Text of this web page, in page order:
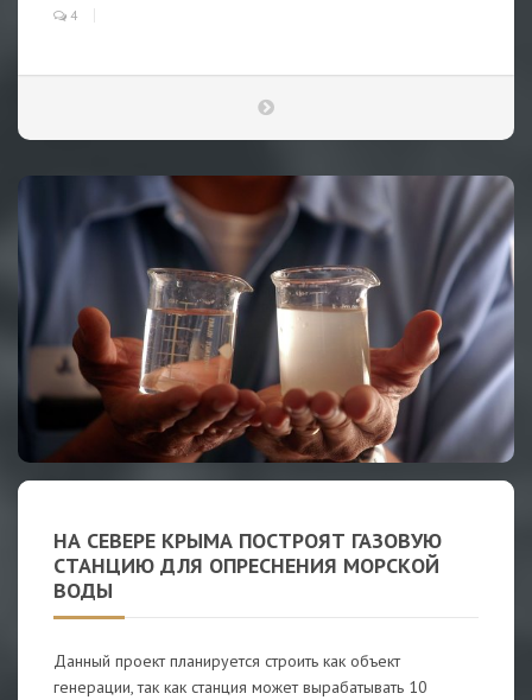
4
НА СЕВЕРЕ КРЫМА ПОСТРОЯТ ГАЗОВУЮ
СТАНЦИЮ ДЛЯ ОПРЕСНЕНИЯ МОРСКОЙ
ВОДЫ
Данный проект планируется строить как объект
генерации, так как станция может вырабатывать 10